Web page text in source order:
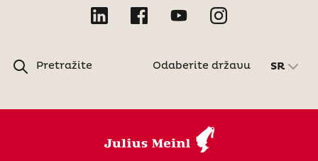
Pretražite Odaberite državu SR